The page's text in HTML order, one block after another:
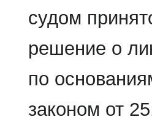
судом
решение о
по
законом от